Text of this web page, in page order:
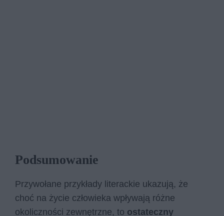
Podsumowanie
Przywołane przykłady literackie ukazują, że
choć na życie człowieka wpływają różne
okoliczności zewnętrzne, to ostateczny